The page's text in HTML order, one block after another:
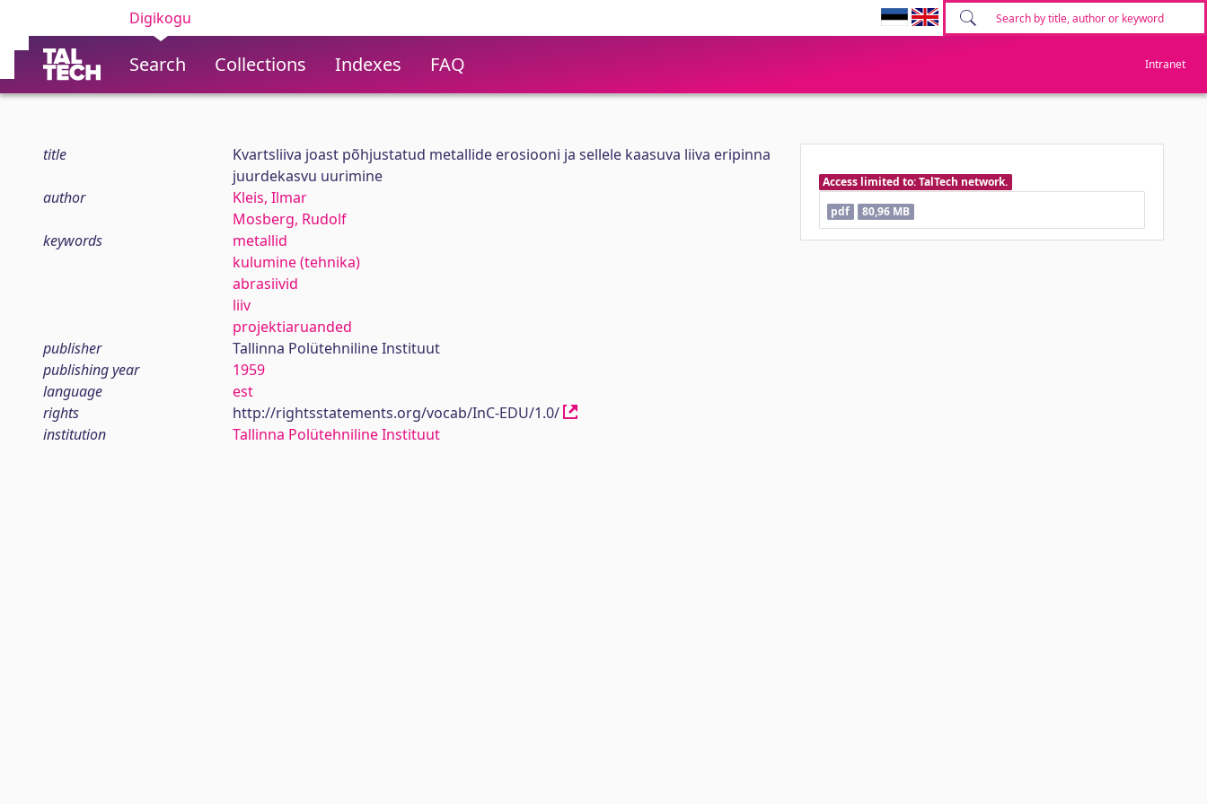
Digikogu
Search Collections Indexes FAQ Intranet
title
Kvartsliiva joast põhjustatud metallide erosiooni ja sellele kaasuva liiva eripinna
juurdekasvu uurimine
author
Kleis, Ilmar
Mosberg, Rudolf
keywords
metallid
kulumine (tehnika)
abrasiivid
liiv
projektiaruanded
publisher
Tallinna Polütehniline Instituut
publishing year
1959
language
est
rights
http://rightsstatements.org/vocab/InC-EDU/1.0/
institution
Tallinna Polütehniline Instituut
Access limited to: TalTech network.
pdf
80,96 MB